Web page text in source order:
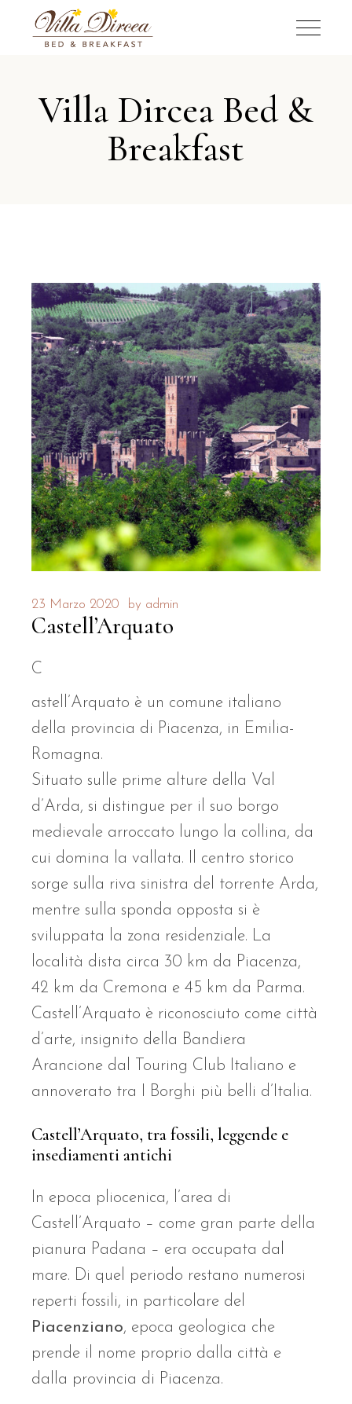
Villa Dircea Bed &
Breakfast
23 Marzo 2020 by admin
Castell’Arquato
C
astell’Arquato è un comune italiano
della provincia di Piacenza, in Emilia-
Romagna.
Situato sulle prime alture della Val
d’Arda, si distingue per il suo borgo
medievale arroccato lungo la collina, da
cui domina la vallata. Il centro storico
sorge sulla riva sinistra del torrente Arda,
mentre sulla sponda opposta si è
sviluppata la zona residenziale. La
località dista circa 30 km da Piacenza,
42 km da Cremona e 45 km da Parma.
Castell’Arquato è riconosciuto come città
d’arte, insignito della Bandiera
Arancione dal Touring Club Italiano e
annoverato tra I Borghi più belli d’Italia.
Castell’Arquato, tra fossili, leggende e
insediamenti antichi
In epoca pliocenica, l’area di
Castell’Arquato – come gran parte della
pianura Padana – era occupata dal
mare. Di quel periodo restano numerosi
reperti fossili, in particolare del
Piacenziano, epoca geologica che
prende il nome proprio dalla città e
dalla provincia di Piacenza.